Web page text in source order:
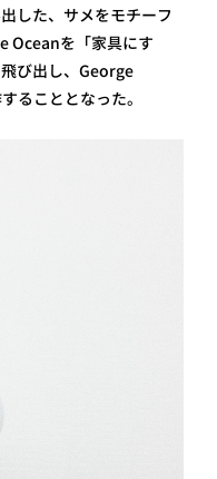
した、サメをモチーフ
Oceanを「家具にす
び出し、George
ることとなった。